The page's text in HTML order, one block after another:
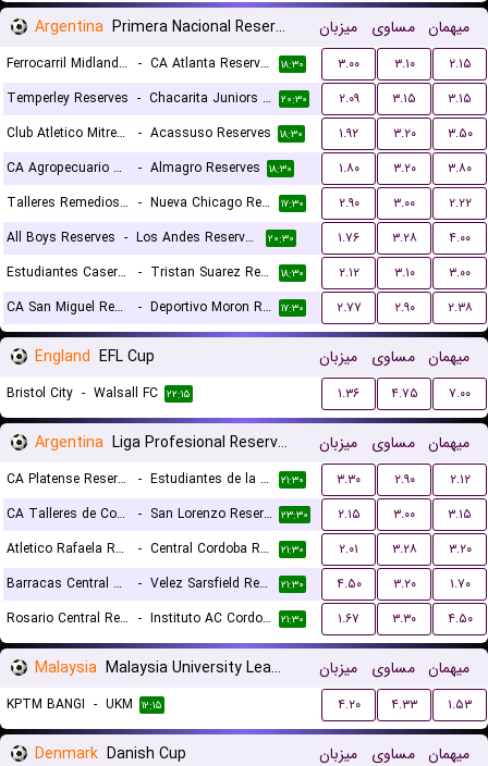
Argentina Primera Nacional Reserves میزبان مساوی میهمان
Ferrocarril Midland Reserves - CA Atlanta Reserves ۱۸:۳۰ ۳.۰۰ ۳.۱۰
۲.۱۵
Temperley Reserves - Chacarita Juniors Reserves ۲۰:۳۰ ۲.۰۹ ۳.۱۵
۳.۱۵
Club Atletico Mitre Reserves
- Acassuso Reserves ۱۸:۳۰ ۱.۹۲ ۳.۲۰
۳.۵۰
CA Agropecuario Reserves
- Almagro Reserves ۱۸:۳۰ ۱.۸۰ ۳.۲۰
۳.۸۰
Talleres Remedios Reserves - Nueva Chicago Reserves ۱۷:۳۰ ۲.۹۰ ۳.۰۰
۲.۲۲
All Boys Reserves - Los Andes Reserves ۲۰:۳۰ ۱.۷۶ ۳.۲۸
۴.۰۰
Estudiantes Caseros Reserves
- Tristan Suarez Reserves ۱۸:۳۰ ۲.۱۲ ۳.۱۰
۳.۰۰
CA San Miguel Reserves
- Deportivo Moron Reserves ۱۷:۳۰ ۲.۷۷ ۲.۹۰ ۲.۳۸
England EFL Cup میزبان مساوی میهمان
Bristol City - Walsall FC ۲۲:۱۵ ۱.۳۶ ۴.۷۵ ۷.۰۰
Argentina Liga Profesional Reserves میزبان مساوی میهمان
CA Platense Reserves - Estudiantes de la Plata Reserves ۲۱:۳۰ ۳.۳۰ ۲.۹۰
۲.۱۲
CA Talleres de Cordoba Reserves
- San Lorenzo Reserves ۲۳:۳۰ ۲.۱۵ ۳.۰۰
۳.۱۵
Atletico Rafaela Reserves
- Central Cordoba Reserves ۲۱:۳۰ ۲.۰۱ ۳.۲۸
۳.۲۰
Barracas Central Reserves
- Velez Sarsfield Reserves ۲۱:۳۰ ۴.۵۰ ۳.۲۰
۱.۷۰
Rosario Central Reserves - Instituto AC Cordoba Reserves ۲۱:۳۰ ۱.۶۷ ۳.۳۰ ۴.۵۰
Malaysia Malaysia University League میزبان مساوی میهمان
KPTM BANGI - UKM ۱۲:۱۵ ۴.۲۰ ۴.۳۳ ۱.۵۳
Denmark Danish Cup میزبان مساوی میهمان